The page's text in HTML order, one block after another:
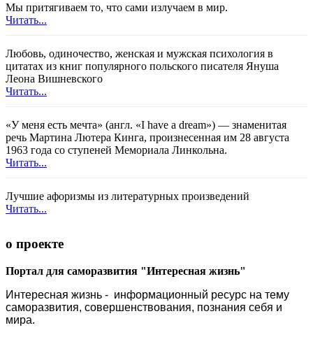
Мы притягиваем то, что сами излучаем в мир.
Читать...
Любовь, одиночество, женская и мужская психология в
цитатах из книг популярного польского писателя Януша
Леона Вишневского
Читать...
«У меня есть мечта» (англ. «I have a dream») — знаменитая
речь Мартина Лютера Кинга, произнесенная им 28 августа
1963 года со ступеней Мемориала Линкольна.
Читать...
Лучшие афоризмы из литературных произведений
Читать...
о проекте
Портал для саморазвития "Интересная жизнь"
Интересная жизнь - информационный ресурс на тему
саморазвития, совершенствования, познания себя и
мира.